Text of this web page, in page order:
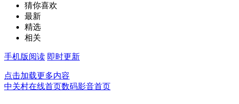
猜你喜欢
最新
精选
相关
手机版阅读 即时更新
点击加载更多内容
中关村在线首页数码影音首页